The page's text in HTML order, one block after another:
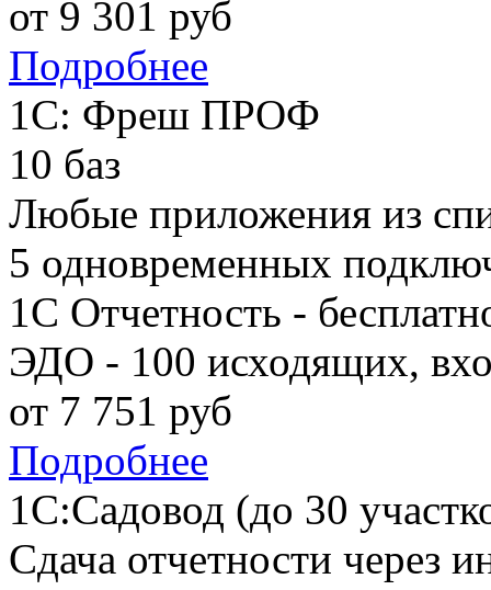
от 9 301 руб
Подробнее
1С: Фреш ПРОФ
10 баз
Любые приложения из
5 одновременных
1С Отчетность -
ЭДО - 100 исходящих,
от 7 751 руб
Подробнее
1С:Садовод (до 30
Сдача отчетности через